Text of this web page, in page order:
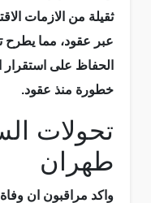
ثقيلة من الازمات
عبر عقود، مما
الحفاظ على استقرار
خطورة منذ عقود.
تحولات
طهران
واكد مراقبون ان